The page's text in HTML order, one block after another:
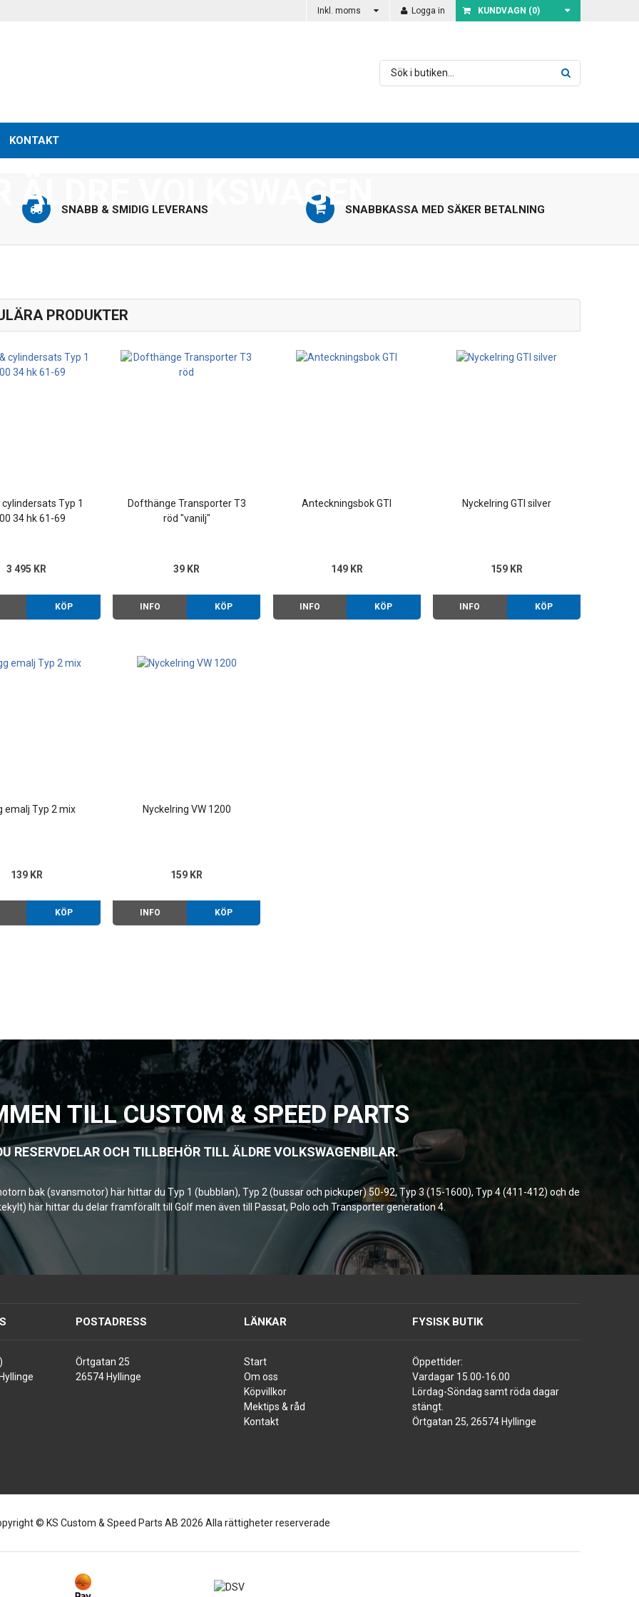
Inkl. moms Logga in KUNDVAGN (0)
KONTAKT
OCH TILLBEHÖR
ÄLDRE VOLKSWAGEN
SNABB & SMIDIG LEVERANS SNABBKASSA MED SÄKER BETALNING
PRODUKTER
cylindersats Typ 1
34 hk 61-69
3 495 KR
KÖP
Dofthänge Transporter T3
röd "vanilj"
39 KR
INFO KÖP
Anteckningsbok GTI
149 KR
INFO KÖP
Nyckelring GTI silver
159 KR
INFO KÖP
emalj Typ 2 mix
139 KR
KÖP
Nyckelring VW 1200
159 KR
INFO KÖP
TILL CUSTOM & SPEED PARTS
RESERVDELAR OCH TILLBEHÖR TILL ÄLDRE VOLKSWAGENBILAR.
bak (svansmotor) här hittar du Typ 1 (bubblan), Typ 2 (bussar och pickuper) 50-92, Typ 3 (15-1600), Typ 4 (411-412) och de
här hittar du delar framförallt till Golf men även till Passat, Polo och Transporter generation 4.
POSTADRESS
Örtgatan 25
26574 Hyllinge
LÄNKAR
Start
Om oss
Köpvillkor
Mektips & råd
Kontakt
FYSISK BUTIK
Öppettider:
Vardagar 15.00-16.00
Lördag-Söndag samt röda dagar
stängt.
Örtgatan 25, 26574 Hyllinge
© KS Custom & Speed Parts AB 2026 Alla rättigheter reserverade